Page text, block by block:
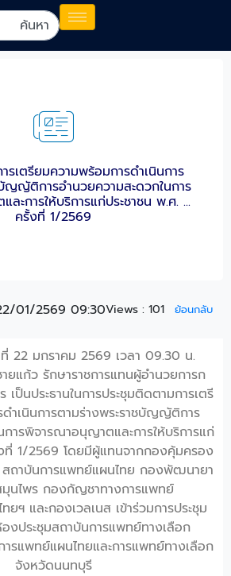
รเตรียมความพร้อมการดำเนินการ
ญญัติการอำนวยความสะดวกในการ
ะการให้บริการแก่ประชาชน พ.ศ. ...
ครั้งที่ 1/2569
01/2569 09:30Views : 101 ย้อนกลับ
มกราคม 2569 เวลา 09.30 น.
แก้ว รักษาราชการแทนผู้อำนวยการก
ป็นประธานในการประชุมติดตามการเตรี
ำเนินการตามร่างพระราชบัญญัติการ
การพิจารณาอนุญาตและการให้บริการแก่
ที่ 1/2569 โดยมีผู้แทนจากกองคุ้มครอง
ถาบันการแพทย์แผนไทย กองพัฒนายา
มุนไพร กองกัญชาทางการแพทย์
ฯ และกองเวลเนส เข้าร่วมการประชุม
ประชุมสถาบันการแพทย์ทางเลือก
รแพทย์แผนไทยและการแพทย์ทางเลือก
จังหวัดนนทบุรี